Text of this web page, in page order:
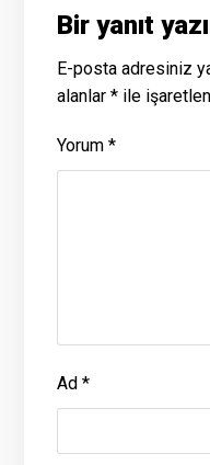
Bir yanıt
E-posta adresiniz
alanlar* ile
Yorum*
Ad*